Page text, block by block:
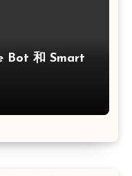
Bot 和 Smart